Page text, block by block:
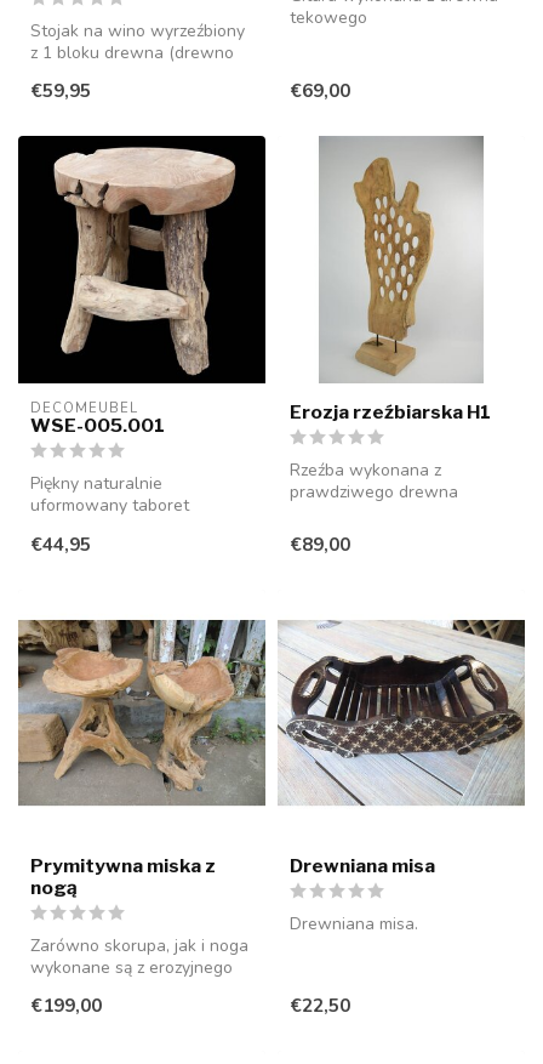
Stojak na wino wyrzeźbiony
z 1 bloku drewna (drewno
€59,95
tekowego
€69,00
DECOMEUBEL
WSE-005.001
Piękny naturalnie
uformowany taboret
tekowego.
€44,95
Erozja rzeźbiarska H1
Rzeźba wykonana z
prawdziwego drewna
użytku zarówno wew...
€89,00
Prymitywna miska z
nogą
Zarówno skorupa, jak i noga
wykonane są z erozyjnego
tem...
€199,00
Drewniana misa
Drewniana misa.
€22,50